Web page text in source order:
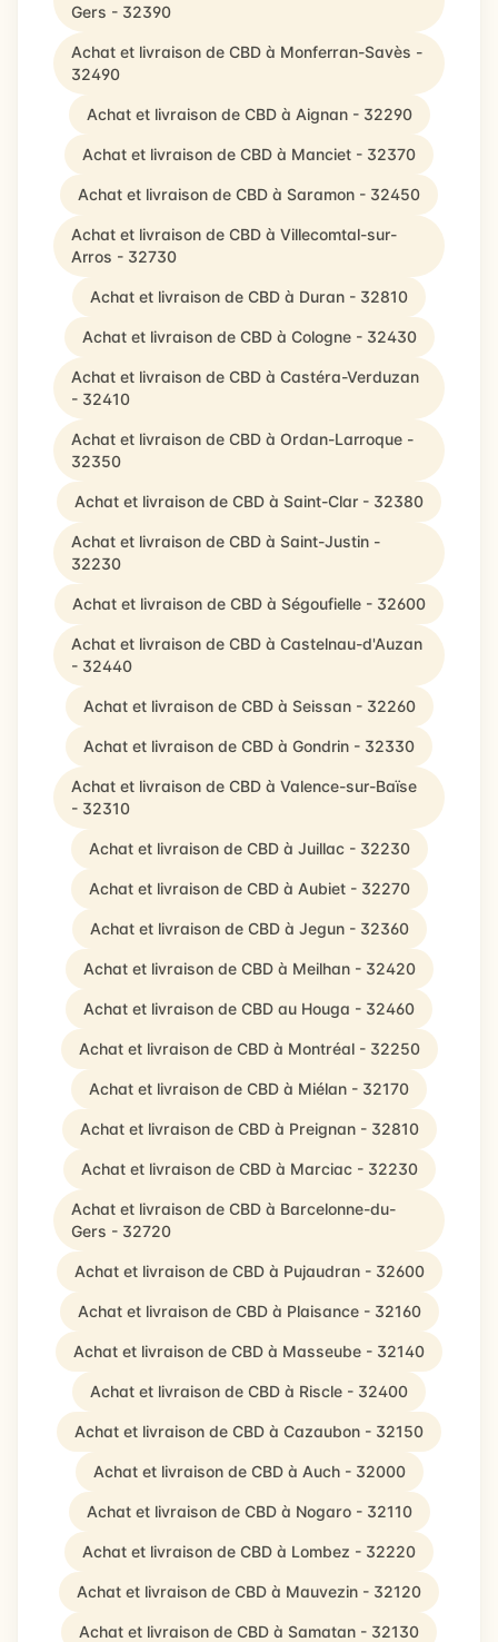
Gers - 32390
Achat et livraison de CBD à Monferran-Savès -
32490
Achat et livraison de CBD à Aignan - 32290
Achat et livraison de CBD à Manciet - 32370
Achat et livraison de CBD à Saramon - 32450
Achat et livraison de CBD à Villecomtal-sur-
Arros - 32730
Achat et livraison de CBD à Duran - 32810
Achat et livraison de CBD à Cologne - 32430
Achat et livraison de CBD à Castéra-Verduzan
- 32410
Achat et livraison de CBD à Ordan-Larroque -
32350
Achat et livraison de CBD à Saint-Clar - 32380
Achat et livraison de CBD à Saint-Justin -
32230
Achat et livraison de CBD à Ségoufielle - 32600
Achat et livraison de CBD à Castelnau-d'Auzan
- 32440
Achat et livraison de CBD à Seissan - 32260
Achat et livraison de CBD à Gondrin - 32330
Achat et livraison de CBD à Valence-sur-Baïse
- 32310
Achat et livraison de CBD à Juillac - 32230
Achat et livraison de CBD à Aubiet - 32270
Achat et livraison de CBD à Jegun - 32360
Achat et livraison de CBD à Meilhan - 32420
Achat et livraison de CBD au Houga - 32460
Achat et livraison de CBD à Montréal - 32250
Achat et livraison de CBD à Miélan - 32170
Achat et livraison de CBD à Preignan - 32810
Achat et livraison de CBD à Marciac - 32230
Achat et livraison de CBD à Barcelonne-du-
Gers - 32720
Achat et livraison de CBD à Pujaudran - 32600
Achat et livraison de CBD à Plaisance - 32160
Achat et livraison de CBD à Masseube - 32140
Achat et livraison de CBD à Riscle - 32400
Achat et livraison de CBD à Cazaubon - 32150
Achat et livraison de CBD à Auch - 32000
Achat et livraison de CBD à Nogaro - 32110
Achat et livraison de CBD à Lombez - 32220
Achat et livraison de CBD à Mauvezin - 32120
Achat et livraison de CBD à Samatan - 32130